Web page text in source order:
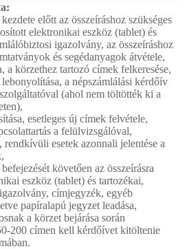
előtt az összeíráshoz szükséges
elektronikai eszköz (tablet) és
igazolvány, az összeíráshoz
és segédanyagok átvétele,
a körzethez tartozó címek felkeresése,
lebonyolítása, a népszámlálási kérdőív
(ahol nem töltötték ki a
esetleges új címek felvétele,
a felülvizsgálóval,
rendkívüli esetek azonnali jelentése a
követően az összeírásra
eszköz (tablet) és tartozékai,
címjegyzék, egyéb
papíralapú jegyzet leadása,
a körzet bejárása során
200 címen kell kérdőívet kitöltenie